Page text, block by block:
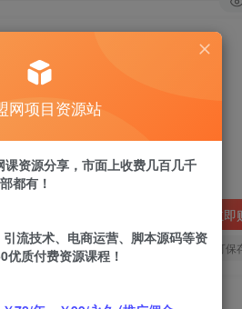
轻松日入1000＋
免费
立
您当前未登录！建议登陆后购买，可保
网项目资源站
资源分享，市面上收费几百几千
都有！
流技术、电商运营、脚本源码等资
质付费资源课程！